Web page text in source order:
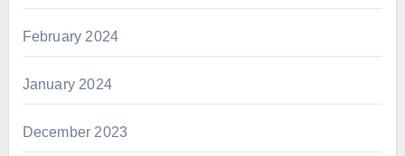
February 2024
January 2024
December 2023